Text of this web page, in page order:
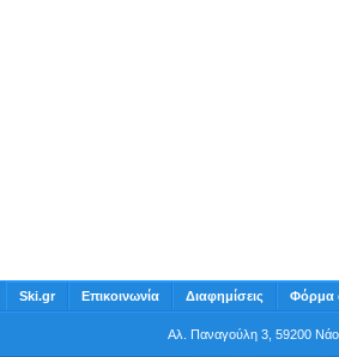
Ski.gr Επικοινωνία Διαφημίσεις Φόρμα
Αλ. Παναγούλη 3, 59200